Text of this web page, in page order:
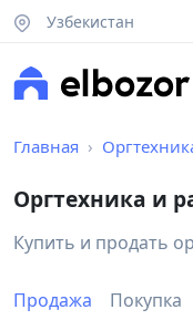
Узбекистан
Главная
Оргтехника и
Купить и продать
Продажа Покупка